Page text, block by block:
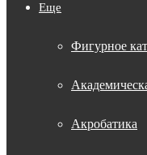
Еще
Фигурное
Акробатика